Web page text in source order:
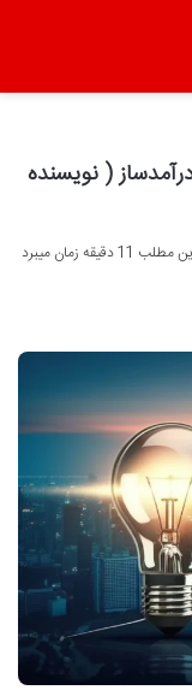
( نویسنده
دقیقه زمان میبرد